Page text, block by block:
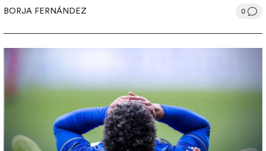
BORJA FERNÁNDEZ 0